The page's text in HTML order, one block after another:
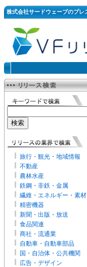
株式会社サードウェーブのプレ
旅行・観光・地域情報
不動産
農林水産
鉄鋼・非鉄・金属
繊維・エネルギー・素材
精密機器
新聞・出版・放送
食品関連
商社・流通業
自動車・自動車部品
国・自治体・公共機関
広告・デザイン